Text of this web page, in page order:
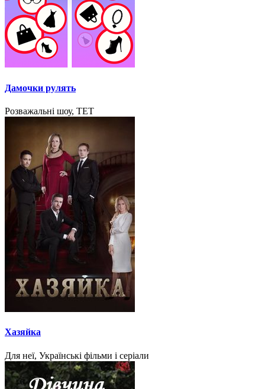
Дамочки рулять
Розважальні шоу, ТЕТ
Хазяйка
Для неї, Українські фільми і серіали